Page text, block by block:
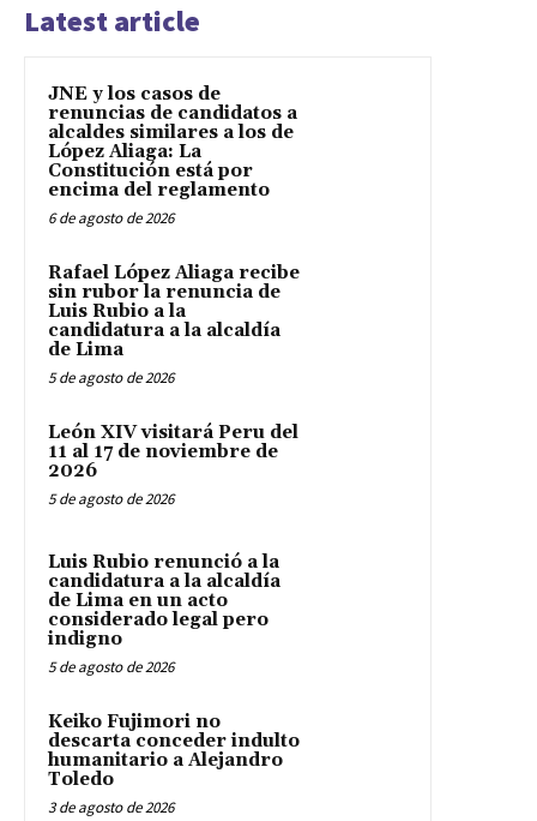
Latest article
JNE y los casos de
renuncias de candidatos a
alcaldes similares a los de
López Aliaga: La
Constitución está por
encima del reglamento
6 de agosto de 2026
Rafael López Aliaga recibe
sin rubor la renuncia de
Luis Rubio a la
candidatura a la alcaldía
de Lima
5 de agosto de 2026
León XIV visitará Peru del
11 al 17 de noviembre de
2026
5 de agosto de 2026
Luis Rubio renunció a la
candidatura a la alcaldía
de Lima en un acto
considerado legal pero
indigno
5 de agosto de 2026
Keiko Fujimori no
descarta conceder indulto
humanitario a Alejandro
Toledo
3 de agosto de 2026